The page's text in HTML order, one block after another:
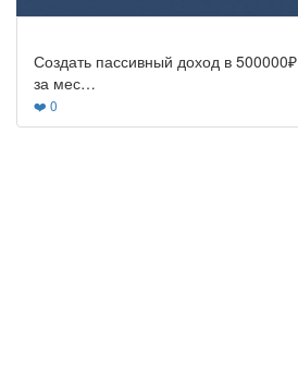
Создать пассивный доход в 500000₽
за мес…
❤️ 0